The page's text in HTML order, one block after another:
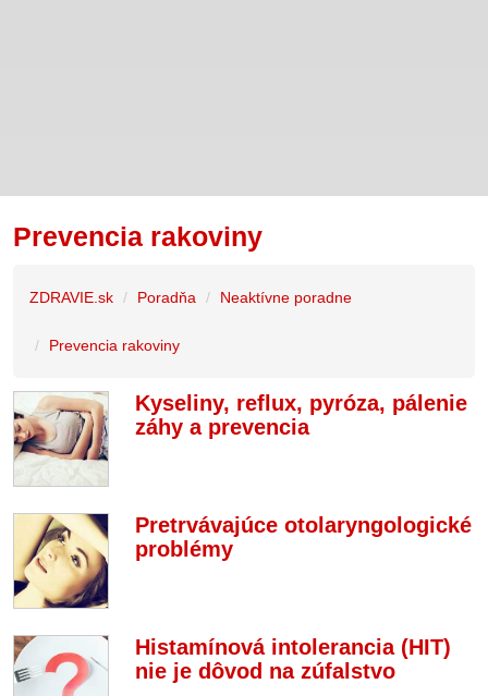
Prevencia rakoviny
ZDRAVIE.sk Poradňa Neaktívne poradne
Prevencia rakoviny
Kyseliny, reflux, pyróza, pálenie
záhy a prevencia
Pretrvávajúce otolaryngologické
problémy
Histamínová intolerancia (HIT)
nie je dôvod na zúfalstvo